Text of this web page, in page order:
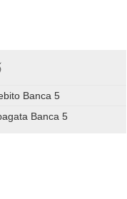
Banca 5
Banca 5